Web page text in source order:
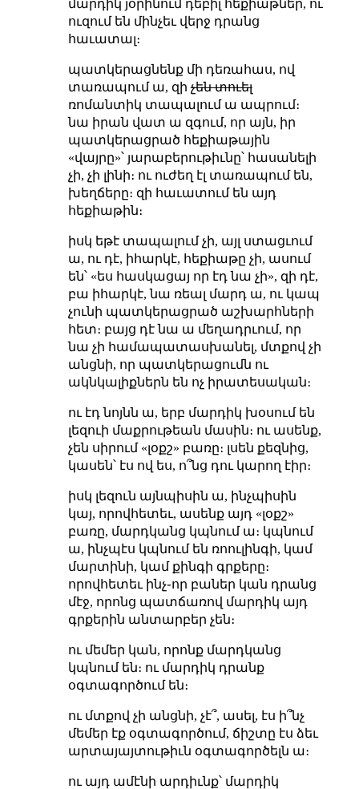
մարդիկ յօրինում դեբիլ հեքիաթներ, ու
ուզում են մինչեւ վերջ դրանց
հաւատալ։
պատկերացնենք մի դեռահաս, ով
տառապում ա, զիչեն տուել
ռոմանտիկ տապալում ա ապրում։
նա իրան վատ ա զգում, որ այն, իր
պատկերացրած հեքիաթային
«վայրը»՝ յարաբերութիւնը՝ հասանելի
չի, չի լինի։ ու ուժեղ էլ տառապում են,
խեղճերը։ զի հաւատում են այդ
հեքիաթին։
իսկ եթէ տապալում չի, այլ ստացւում
ա, ու դէ, իհարկէ, հեքիաթը չի, ասում
են՝ «ես հասկացայ որ էդ նա չի», զի դէ,
բա իհարկէ, նա ռեալ մարդ ա, ու կապ
չունի պատկերացրած աշխարհների
հետ։ բայց դէ նա ա մեղադրւում, որ
նա չի համապատասխանել, մտքով չի
անցնի, որ պատկերացումն ու
ակնկալիքներն են ոչ իրատեսական։
ու էդ նոյնն ա, երբ մարդիկ խօսում են
լեզուի մաքրութեան մասին։ ու ասենք,
չեն սիրում «լօքշ» բառը։ լսեն քեզնից,
կասեն՝ էս ով ես, ո՞նց դու կարող էիր։
իսկ լեզուն այնպիսին ա, ինչպիսին
կայ, որովհետեւ, ասենք այդ «լօքշ»
բառը, մարդկանց կպնում ա։ կպնում
ա, ինչպէս կպնում են ռոուլինգի, կամ
մարտինի, կամ քինգի գրքերը։
որովհետեւ ինչ֊որ բաներ կան դրանց
մէջ, որոնց պատճառով մարդիկ այդ
գրքերին անտարբեր չեն։
ու մեմեր կան, որոնք մարդկանց
կպնում են։ ու մարդիկ դրանք
օգտագործում են։
ու մտքով չի անցնի, չէ՞, ասել, էս ի՞նչ
մեմեր էք օգտագործում, ճիշտը էս ձեւ
արտայայտութիւն օգտագործելն ա։
ու այդ ամէնի արդիւնք՝ մարդիկ